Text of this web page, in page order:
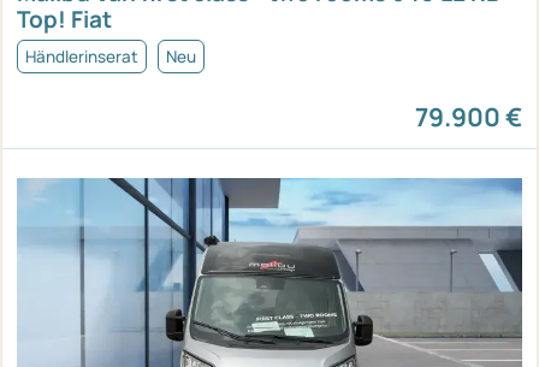
Top! Fiat
Händlerinserat Neu
79.900 €